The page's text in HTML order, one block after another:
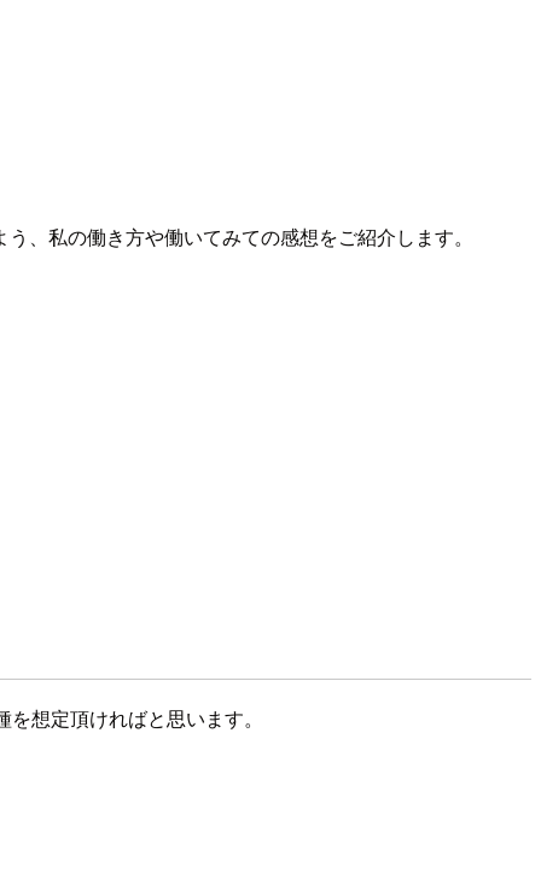
、私の働き方や働いてみての感想をご紹介します。
想定頂ければと思います。